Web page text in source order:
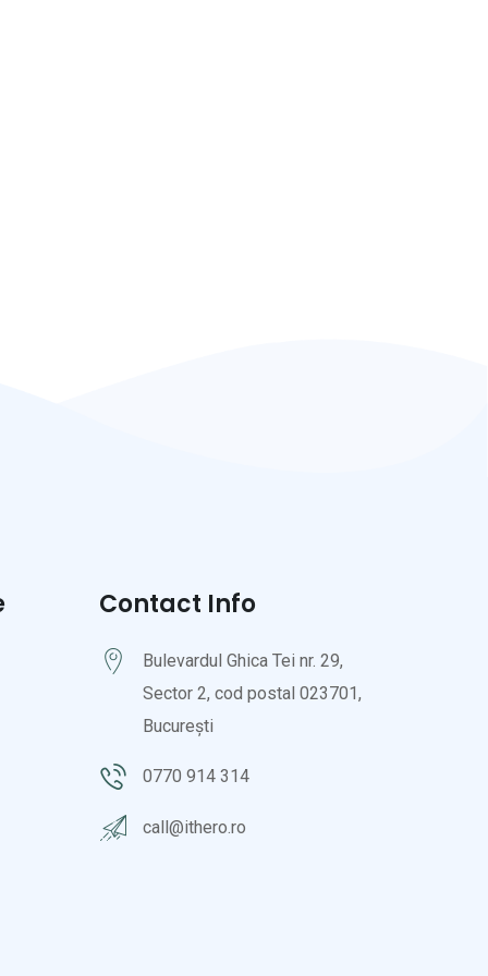
Contact Info
Bulevardul Ghica Tei nr. 29,
Sector 2, cod postal 023701,
București
0770 914 314
call@ithero.ro